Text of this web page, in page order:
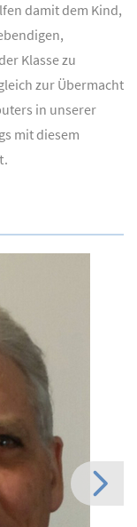
damit dem Kind,
Klasse zu
zur Übermacht
in unserer
mit diesem